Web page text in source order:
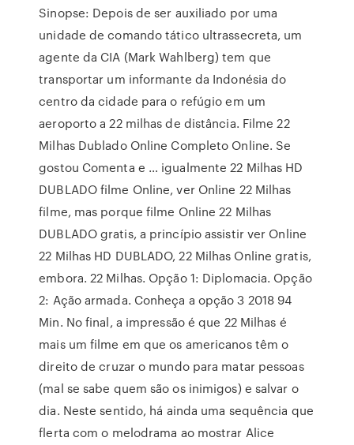
Sinopse: Depois de ser auxiliado por uma
unidade de comando tático ultrassecreta, um
agente da CIA (Mark Wahlberg) tem que
transportar um informante da Indonésia do
centro da cidade para o refúgio em um
aeroporto a 22 milhas de distância. Filme 22
Milhas Dublado Online Completo Online. Se
gostou Comenta e … igualmente 22 Milhas HD
DUBLADO filme Online, ver Online 22 Milhas
filme, mas porque filme Online 22 Milhas
DUBLADO gratis, a princípio assistir ver Online
22 Milhas HD DUBLADO, 22 Milhas Online gratis,
embora. 22 Milhas. Opção 1: Diplomacia. Opção
2: Ação armada. Conheça a opção 3 2018 94
Min. No final, a impressão é que 22 Milhas é
mais um filme em que os americanos têm o
direito de cruzar o mundo para matar pessoas
(mal se sabe quem são os inimigos) e salvar o
dia. Neste sentido, há ainda uma sequência que
flerta com o melodrama ao mostrar Alice